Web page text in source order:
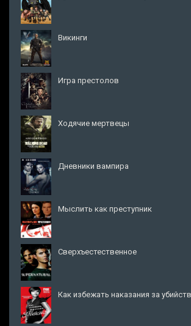
Викинги
Игра престолов
Ходячие мертвецы
Дневники вампира
Мыслить как преступник
Сверхъестественное
Как избежать наказания за